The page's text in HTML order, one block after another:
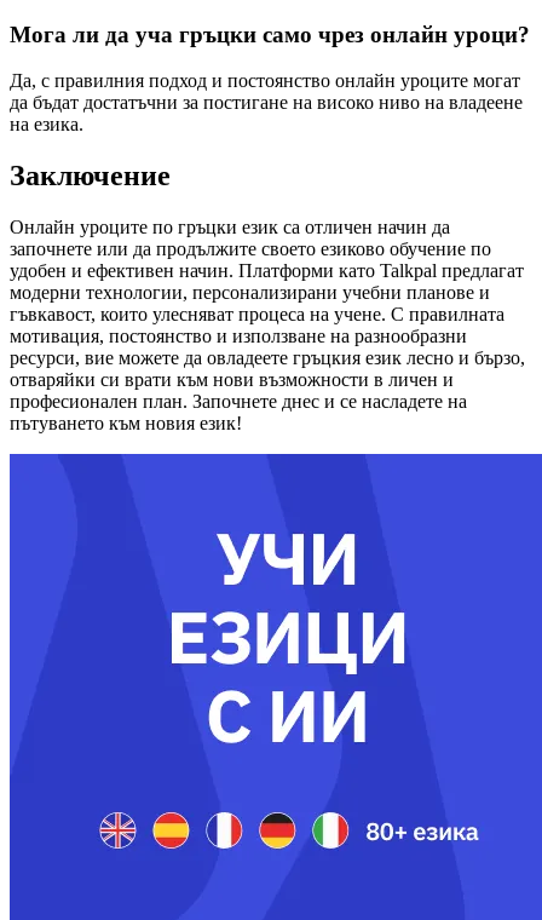
Мога ли да уча гръцки само чрез онлайн уроци?
Да, с правилния подход и постоянство онлайн уроците могат
да бъдат достатъчни за постигане на високо ниво на владеене
на езика.
Заключение
Онлайн уроците по гръцки език са отличен начин да
започнете или да продължите своето езиково обучение по
удобен и ефективен начин. Платформи като Talkpal предлагат
модерни технологии, персонализирани учебни планове и
гъвкавост, които улесняват процеса на учене. С правилната
мотивация, постоянство и използване на разнообразни
ресурси, вие можете да овладеете гръцкия език лесно и бързо,
отваряйки си врати към нови възможности в личен и
професионален план. Започнете днес и се насладете на
пътуването към новия език!